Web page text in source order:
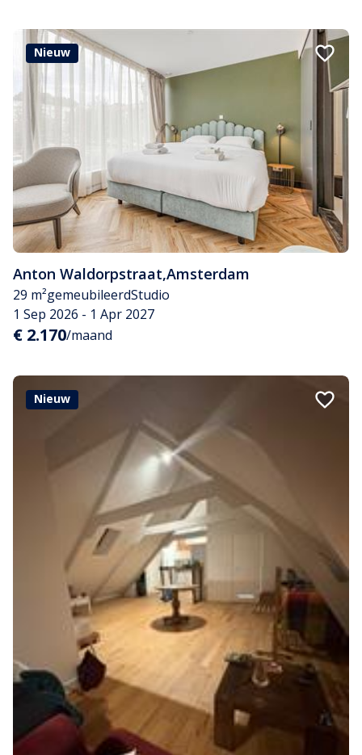
Nieuw
Anton Waldorpstraat,Amsterdam
29 m²gemeubileerdStudio
1 Sep 2026 - 1 Apr 2027
€ 2.170/maand
Nieuw